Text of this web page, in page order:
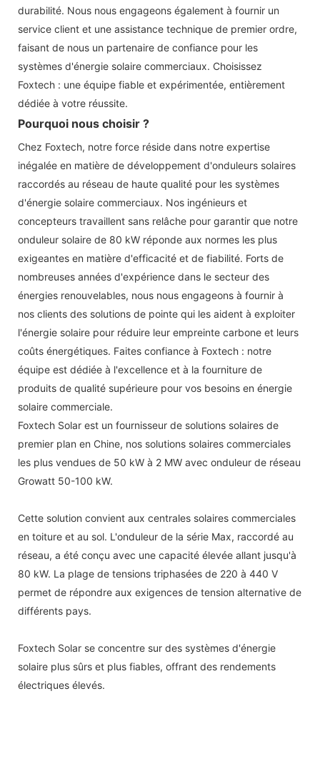
durabilité. Nous nous engageons également à fournir un
service client et une assistance technique de premier ordre,
faisant de nous un partenaire de confiance pour les
systèmes d'énergie solaire commerciaux. Choisissez
Foxtech : une équipe fiable et expérimentée, entièrement
dédiée à votre réussite.
Pourquoi nous choisir ?
Chez Foxtech, notre force réside dans notre expertise
inégalée en matière de développement d'onduleurs solaires
raccordés au réseau de haute qualité pour les systèmes
d'énergie solaire commerciaux. Nos ingénieurs et
concepteurs travaillent sans relâche pour garantir que notre
onduleur solaire de 80 kW réponde aux normes les plus
exigeantes en matière d'efficacité et de fiabilité. Forts de
nombreuses années d'expérience dans le secteur des
énergies renouvelables, nous nous engageons à fournir à
nos clients des solutions de pointe qui les aident à exploiter
l'énergie solaire pour réduire leur empreinte carbone et leurs
coûts énergétiques. Faites confiance à Foxtech : notre
équipe est dédiée à l'excellence et à la fourniture de
produits de qualité supérieure pour vos besoins en énergie
solaire commerciale.
Foxtech Solar est un fournisseur de solutions solaires de
premier plan en Chine, nos solutions solaires commerciales
les plus vendues de 50 kW à 2 MW avec onduleur de réseau
Growatt 50-100 kW.
Cette solution convient aux centrales solaires commerciales
en toiture et au sol. L'onduleur de la série Max, raccordé au
réseau, a été conçu avec une capacité élevée allant jusqu'à
80 kW. La plage de tensions triphasées de 220 à 440 V
permet de répondre aux exigences de tension alternative de
différents pays.
Foxtech Solar se concentre sur des systèmes d'énergie
solaire plus sûrs et plus fiables, offrant des rendements
électriques élevés.